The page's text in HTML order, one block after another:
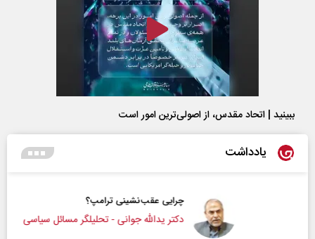
ببینید | اتحاد مقدس، از اصولی‌ترین امور است
یادداشت
چرایی عقب‌نشینی ترامپ؟
دکتر یدالله جوانی - تحلیلگر مسائل سیاسی